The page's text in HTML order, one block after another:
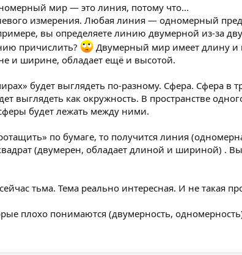
мир — это линия, потому что...
измерения. Любая линия — одномерный
вы определяете линию двумерной из-за
причислить?
Двумерный мир имеет длину и
и ширине, обладает ещё и высотой.
будет выглядеть по-разному. Сфера. Сфера в
выглядеть как окружность. В пространстве
будет лежать между ними.
по бумаге, то получится линия
(двумерен, обладает длиной и шириной) .
тьма. Тема реально интересная. И не такая
плохо понимаются (двумерность,